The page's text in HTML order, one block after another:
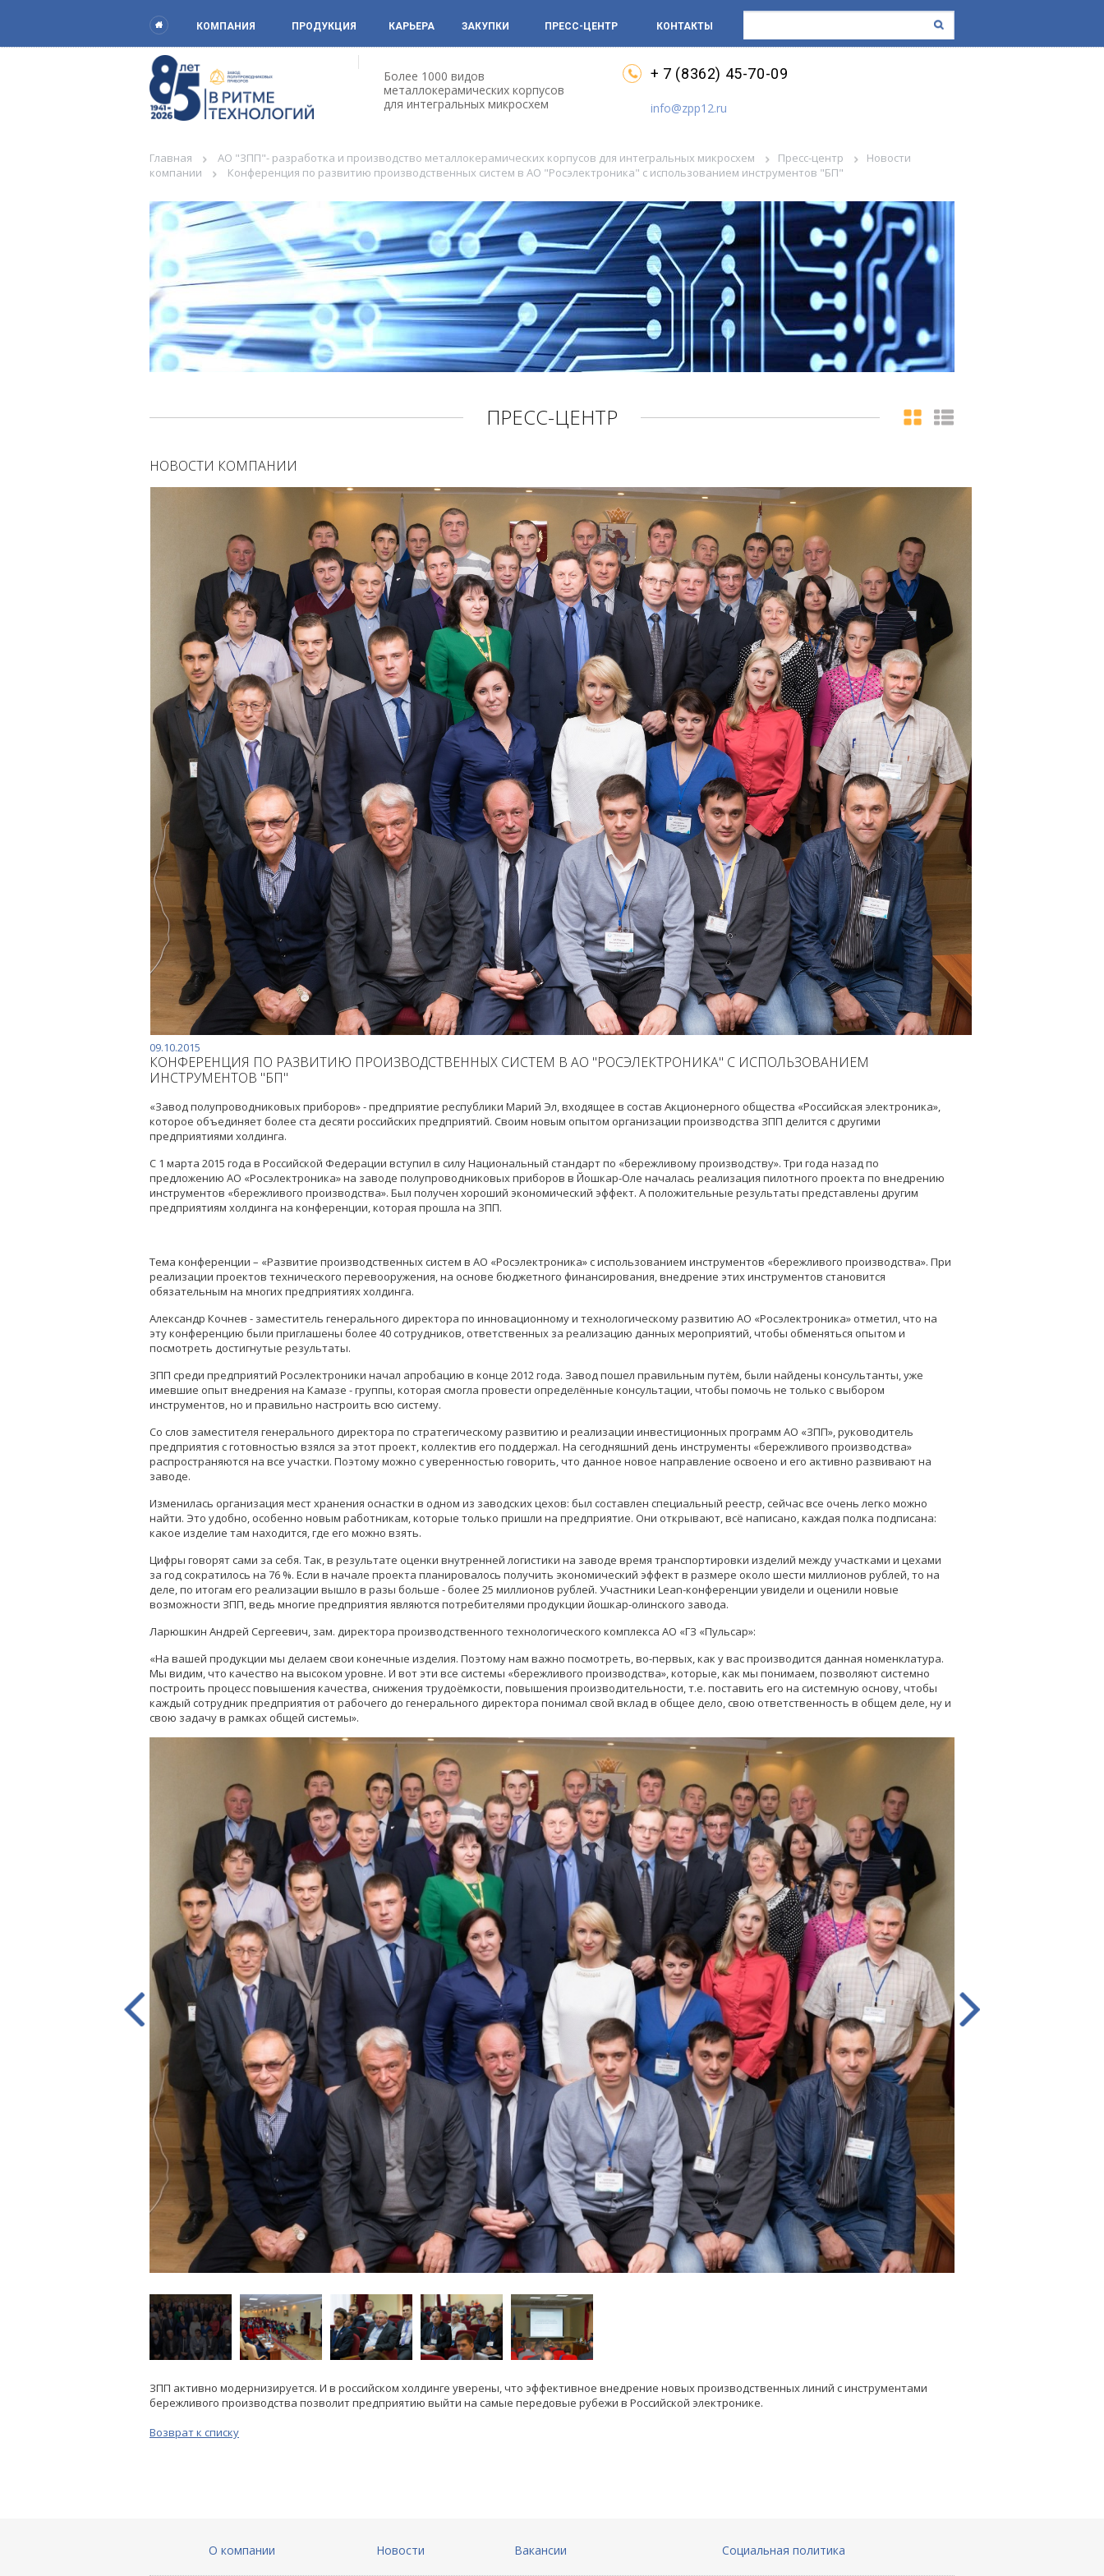
КОМПАНИЯ ПРОДУКЦИЯ КАРЬЕРА ЗАКУПКИ ПРЕСС-ЦЕНТР КОНТАКТЫ
Более 1000 видов
металлокерамических корпусов
для интегральных микросхем
+ 7 (8362) 45-70-09
info@zpp12.ru
Главная АО "ЗПП"- разработка и производство металлокерамических корпусов для интегральных микросхем Пресс-центр
Новости
компании
Конференция по развитию производственных систем в АО "Росэлектроника" с использованием инструментов "БП"
ПРЕСС-ЦЕНТР
НОВОСТИ КОМПАНИИ
09.10.2015
КОНФЕРЕНЦИЯ ПО РАЗВИТИЮ ПРОИЗВОДСТВЕННЫХ СИСТЕМ В АО "РОСЭЛЕКТРОНИКА" С ИСПОЛЬЗОВАНИЕМ
ИНСТРУМЕНТОВ "БП"
«Завод полупроводниковых приборов» - предприятие республики Марий Эл, входящее в состав Акционерного общества «Российская электроника»,
которое объединяет более ста десяти российских предприятий. Своим новым опытом организации производства ЗПП делится с другими
предприятиями холдинга.
С 1 марта 2015 года в Российской Федерации вступил в силу Национальный стандарт по «бережливому производству». Три года назад по
предложению АО «Росэлектроника» на заводе полупроводниковых приборов в Йошкар-Оле началась реализация пилотного проекта по внедрению
инструментов «бережливого производства». Был получен хороший экономический эффект. А положительные результаты представлены другим
предприятиям холдинга на конференции, которая прошла на ЗПП.
Тема конференции – «Развитие производственных систем в АО «Росэлектроника» с использованием инструментов «бережливого производства». При
реализации проектов технического перевооружения, на основе бюджетного финансирования, внедрение этих инструментов становится
обязательным на многих предприятиях холдинга.
Александр Кочнев - заместитель генерального директора по инновационному и технологическому развитию АО «Росэлектроника» отметил, что на
эту конференцию были приглашены более 40 сотрудников, ответственных за реализацию данных мероприятий, чтобы обменяться опытом и
посмотреть достигнутые результаты.
ЗПП среди предприятий Росэлектроники начал апробацию в конце 2012 года. Завод пошел правильным путём, были найдены консультанты, уже
имевшие опыт внедрения на Камазе - группы, которая смогла провести определённые консультации, чтобы помочь не только с выбором
инструментов, но и правильно настроить всю систему.
Со слов заместителя генерального директора по стратегическому развитию и реализации инвестиционных программ АО «ЗПП», руководитель
предприятия с готовностью взялся за этот проект, коллектив его поддержал. На сегодняшний день инструменты «бережливого производства»
распространяются на все участки. Поэтому можно с уверенностью говорить, что данное новое направление освоено и его активно развивают на
заводе.
Изменилась организация мест хранения оснастки в одном из заводских цехов: был составлен специальный реестр, сейчас все очень легко можно
найти. Это удобно, особенно новым работникам, которые только пришли на предприятие. Они открывают, всё написано, каждая полка подписана:
какое изделие там находится, где его можно взять.
Цифры говорят сами за себя. Так, в результате оценки внутренней логистики на заводе время транспортировки изделий между участками и цехами
за год сократилось на 76 %. Если в начале проекта планировалось получить экономический эффект в размере около шести миллионов рублей, то на
деле, по итогам его реализации вышло в разы больше - более 25 миллионов рублей. Участники Lean-конференции увидели и оценили новые
возможности ЗПП, ведь многие предприятия являются потребителями продукции йошкар-олинского завода.
Ларюшкин Андрей Сергеевич, зам. директора производственного технологического комплекса АО «ГЗ «Пульсар»:
«На вашей продукции мы делаем свои конечные изделия. Поэтому нам важно посмотреть, во-первых, как у вас производится данная номенклатура.
Мы видим, что качество на высоком уровне. И вот эти все системы «бережливого производства», которые, как мы понимаем, позволяют системно
построить процесс повышения качества, снижения трудоёмкости, повышения производительности, т.е. поставить его на системную основу, чтобы
каждый сотрудник предприятия от рабочего до генерального директора понимал свой вклад в общее дело, свою ответственность в общем деле, ну и
свою задачу в рамках общей системы».
ЗПП активно модернизируется. И в российском холдинге уверены, что эффективное внедрение новых производственных линий с инструментами
бережливого производства позволит предприятию выйти на самые передовые рубежи в Российской электронике.
Возврат к списку
О компании Новости Вакансии Социальная политика